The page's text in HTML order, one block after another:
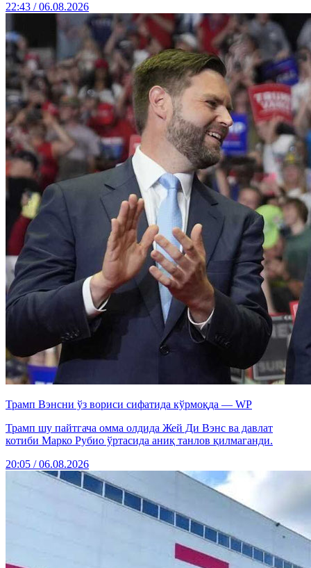
22:43 / 06.08.2026
Трамп Вэнсни ўз вориси сифатида кўрмоқда — WP
Трамп шу пайтгача омма олдида Жей Ди Вэнс ва давлат
котиби Марко Рубио ўртасида аниқ танлов қилмаганди.
20:05 / 06.08.2026